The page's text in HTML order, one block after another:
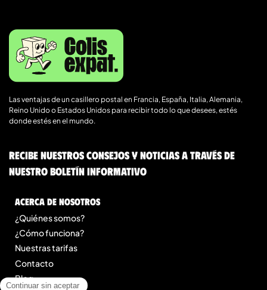
Las ventajas de un casillero postal en Francia, España, Italia, Alemania,
Reino Unido o Estados Unidos para recibir todo lo que desees, estés
donde estés en el mundo.
Recibe nuestros consejos y noticias a través de
nuestro boletín informativo
Acerca de nosotros
¿Quiénes somos?
¿Cómo funciona?
Nuestras tarifas
Contacto
Blog